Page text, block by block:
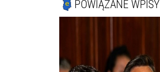
POWIĄZANE WPISY